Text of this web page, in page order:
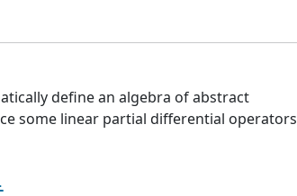
define an algebra of abstract
some linear partial differential operators